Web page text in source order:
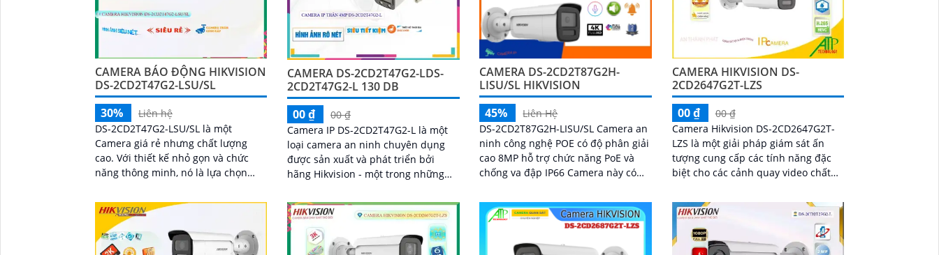
CAMERA BÁO ĐỘNG HIKVISION
DS-2CD2T47G2-LSU/SL
30%
Liên hệ
DS-2CD2T47G2-LSU/SL là một
Camera giá rẻ nhưng chất lượng
cao. Với thiết kế nhỏ gọn và chức
năng thông minh, nó là lựa chọn
tài sản
CAMERA DS-2CD2T47G2-LDS-
2CD2T47G2-L 130 DB
00 ₫
00 ₫
Camera IP DS-2CD2T47G2-L là một
loại camera an ninh chuyên dụng
được sản xuất và phát triển bởi
hãng Hikvision - một trong những
vực giám sát an...
CAMERA DS-2CD2T87G2H-
LISU/SL HIKVISION
45%
Liên Hệ
DS-2CD2T87G2H-LISU/SL Camera an
ninh công nghệ POE có độ phân giải
cao 8MP hỗ trợ chức năng PoE và
chống va đập IP66 Camera này có
lẫn đêm nhờ công nghệ hồng ngoại
và smart IR.
CAMERA HIKVISION DS-
2CD2647G2T-LZS
00 ₫
00 ₫
Camera Hikvision DS-2CD2647G2T-
LZS là một giải pháp giám sát ấn
tượng cung cấp các tính năng đặc
biệt cho các cảnh quay video chất
thiết kế với...